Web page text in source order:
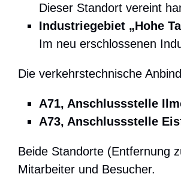
Dieser Standort vereint
Industriegebiet „Hohe
Im neu erschlossenen
Die verkehrstechnische
A71, Anschlussstelle
A73, Anschlussstelle
Beide Standorte (Entfernung
Mitarbeiter und Besucher.